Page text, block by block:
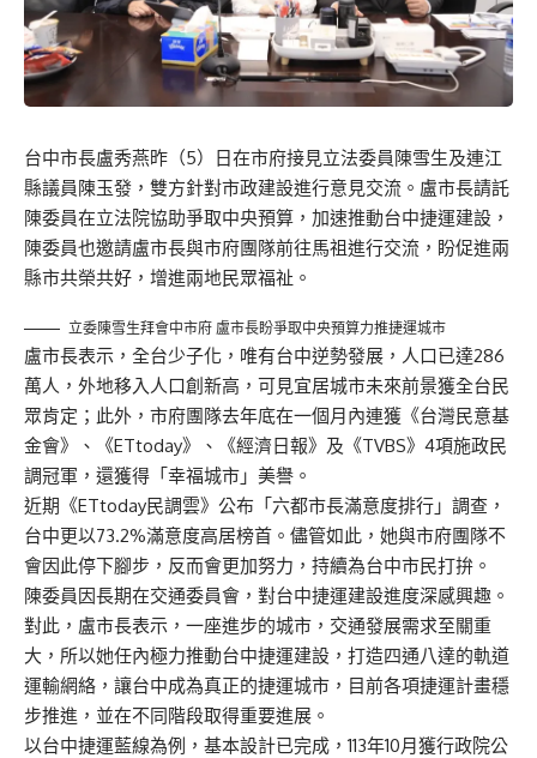
台中市長盧秀燕昨（5）日在市府接見立法委員陳雪生及連江
縣議員陳玉發，雙方針對市政建設進行意見交流。盧市長請託
陳委員在立法院協助爭取中央預算，加速推動台中捷運建設，
陳委員也邀請盧市長與市府團隊前往馬祖進行交流，盼促進兩
縣市共榮共好，增進兩地民眾福祉。
立委陳雪生拜會中市府 盧市長盼爭取中央預算力推捷運城市
盧市長表示，全台少子化，唯有台中逆勢發展，人口已達286
萬人，外地移入人口創新高，可見宜居城市未來前景獲全台民
眾肯定；此外，市府團隊去年底在一個月內連獲《台灣民意基
金會》、《ETtoday》、《經濟日報》及《TVBS》4項施政民
調冠軍，還獲得「幸福城市」美譽。
近期《ETtoday民調雲》公布「六都市長滿意度排行」調查，
台中更以73.2%滿意度高居榜首。儘管如此，她與市府團隊不
會因此停下腳步，反而會更加努力，持續為台中市民打拚。
陳委員因長期在交通委員會，對台中捷運建設進度深感興趣。
對此，盧市長表示，一座進步的城市，交通發展需求至關重
大，所以她任內極力推動台中捷運建設，打造四通八達的軌道
運輸網絡，讓台中成為真正的捷運城市，目前各項捷運計畫穩
步推進，並在不同階段取得重要進展。
以台中捷運藍線為例，基本設計已完成，113年10月獲行政院公